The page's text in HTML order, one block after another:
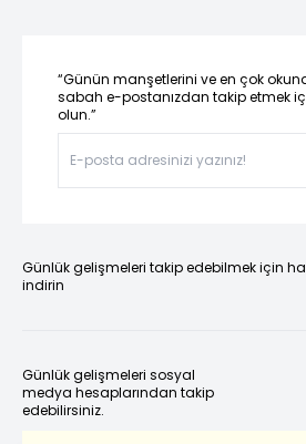
“Günün manşetlerini ve en çok
sabah e-postanızdan takip etmek
olun.”
Günlük gelişmeleri takip edebilmek için
indirin
Günlük gelişmeleri sosyal
medya hesaplarından takip
edebilirsiniz.